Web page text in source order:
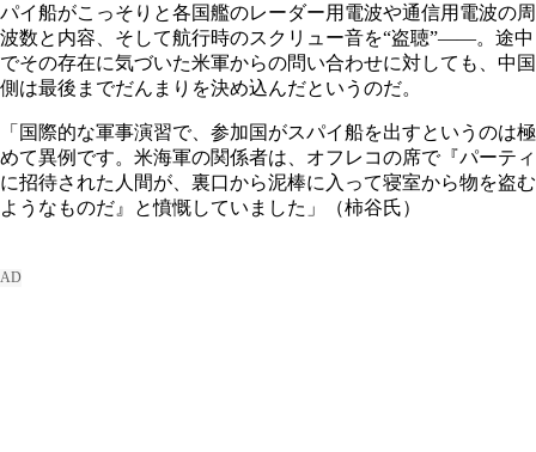
パイ船がこっそりと各国艦のレーダー用電波や通信用電波の周
波数と内容、そして航行時のスクリュー音を“盗聴”――。途中
でその存在に気づいた米軍からの問い合わせに対しても、中国
側は最後までだんまりを決め込んだというのだ。
「国際的な軍事演習で、参加国がスパイ船を出すというのは極
めて異例です。米海軍の関係者は、オフレコの席で『パーティ
に招待された人間が、裏口から泥棒に入って寝室から物を盗む
ようなものだ』と憤慨していました」（柿谷氏）